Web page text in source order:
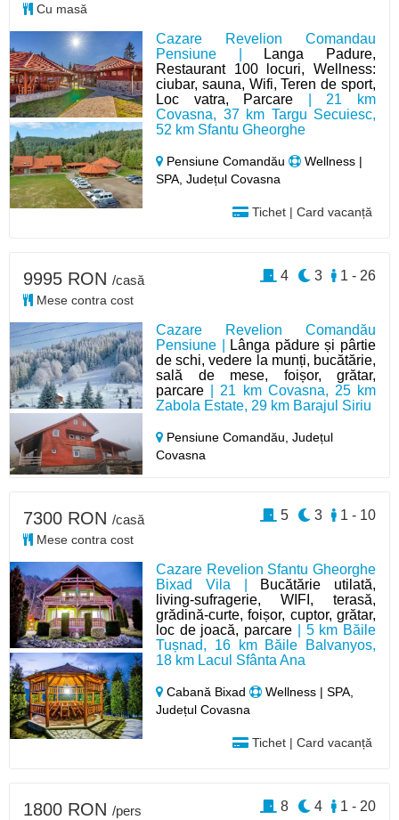
Cazare Revelion Comandau
Pensiune |
Langa Padure,
Restaurant 100 locuri, Wellness:
ciubar, sauna, Wifi, Teren de sport,
Loc vatra, Parcare | 21 km
Covasna, 37 km Targu Secuiesc,
52 km Sfantu Gheorghe
Pensiune Comandău
Wellness |
SPA, Județul Covasna
Tichet | Card vacanță
Cu masă
Cazare Revelion Comandău
Pensiune |
Lânga pădure și pârtie
de schi, vedere la munți, bucătărie,
sală de mese, foișor, grătar,
parcare | 21 km Covasna, 25 km
Zabola Estate, 29 km Barajul Siriu
Pensiune Comandău,Județul
Covasna
9995 RON /casă
Mese contra cost
1 - 26
3
4
Cazare Revelion Sfantu Gheorghe
Bixad Vila |
Bucătărie utilată,
living-sufragerie, WIFI, terasă,
grădină-curte, foișor, cuptor, grătar,
loc de joacă, parcare | 5 km Băile
Tușnad, 16 km Băile Balvanyos,
18 km Lacul Sfânta Ana
Cabană Bixad
Wellness | SPA,
Județul Covasna
Tichet | Card vacanță
7300 RON /casă
Mese contra cost
1 - 10
3
5
1800 RON /pers 1 - 20
4
8